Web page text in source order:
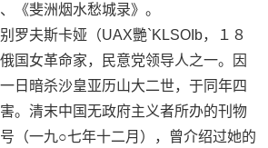
《斐洲烟水愁城录》。
夫斯卡娅（UAX艷`KLSOIb，１８
国女革命家，民意党领导人之一。因
日暗杀沙皇亚历山大二世，于同年四
。清末中国无政府主义者所办的刊物
（一九○七年十二月），曾介绍过她的